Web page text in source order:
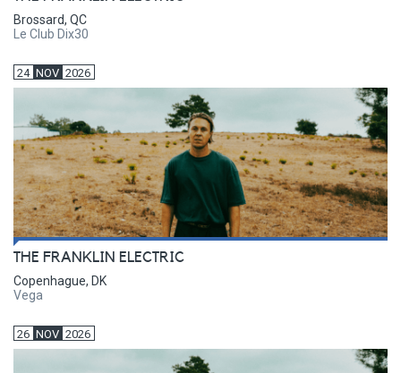
Brossard, QC
Le Club Dix30
24 NOV 2026
THE FRANKLIN ELECTRIC
Copenhague, DK
Vega
26 NOV 2026